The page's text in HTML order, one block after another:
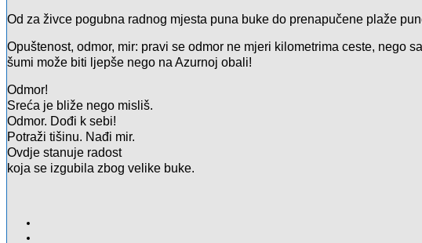
Od za živce pogubna radnog mjesta puna buke do prenapučene plaže
Opuštenost, odmor, mir: pravi se odmor ne mjeri kilometrima ceste, nego
šumi može biti ljepše nego na Azurnoj obali!
Odmor!
Sreća je bliže nego misliš.
Odmor. Dođi k sebi!
Potraži tišinu. Nađi mir.
Ovdje stanuje radost
koja se izgubila zbog velike buke.